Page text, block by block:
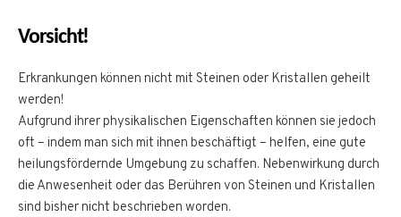
Vorsicht!
Erkrankungen können nicht mit Steinen oder Kristallen geheilt
werden!
Aufgrund ihrer physikalischen Eigenschaften können sie jedoch
oft – indem man sich mit ihnen beschäftigt – helfen, eine gute
heilungsfördernde Umgebung zu schaffen. Nebenwirkung durch
die Anwesenheit oder das Berühren von Steinen und Kristallen
sind bisher nicht beschrieben worden.